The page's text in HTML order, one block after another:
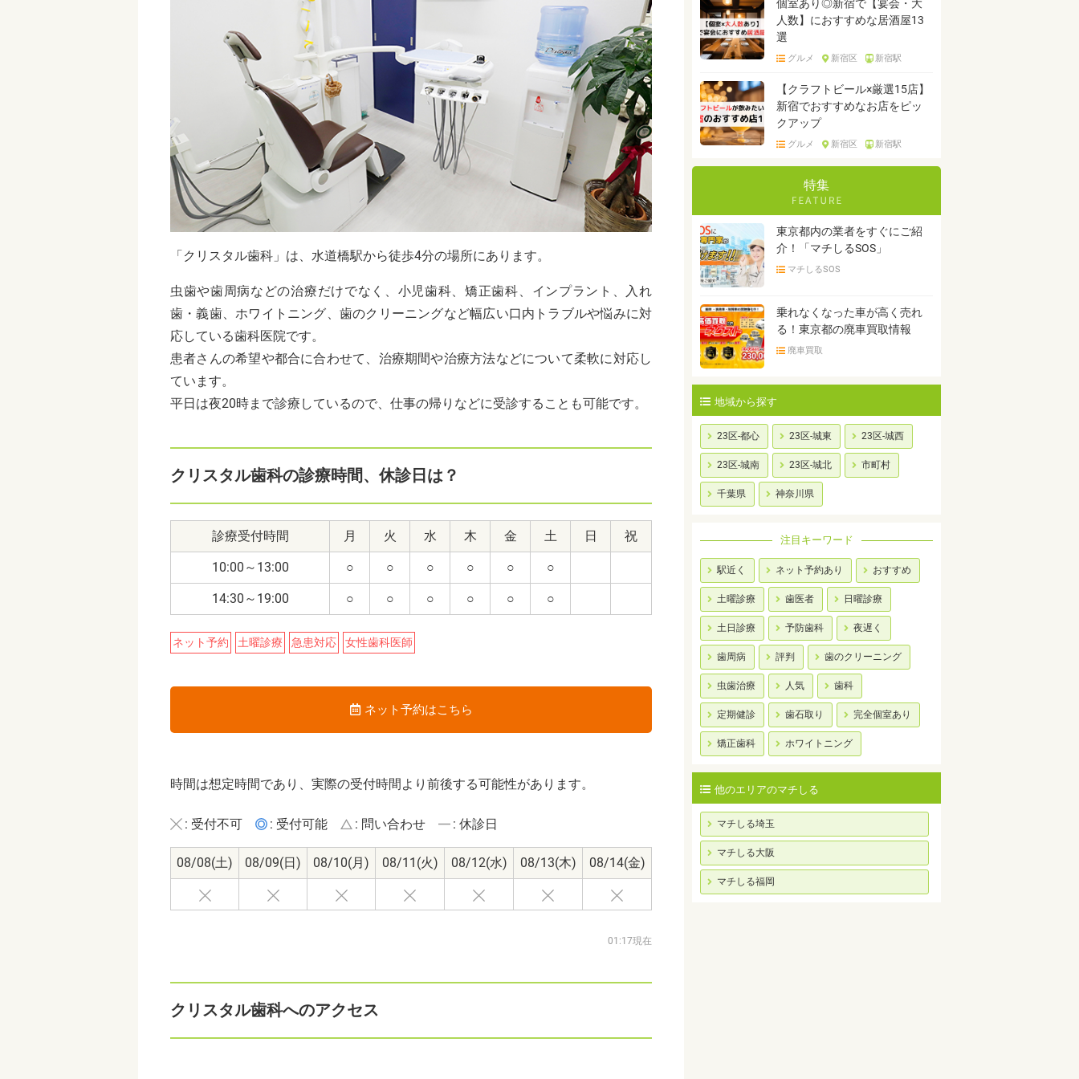
「クリスタル歯科」は、水道橋駅から徒歩4分の場所にあります。
虫歯や歯周病などの治療だけでなく、小児歯科、矯正歯科、インプラント、入れ
歯・義歯、ホワイトニング、歯のクリーニングなど幅広い口内トラブルや悩みに対
応している歯科医院です。
患者さんの希望や都合に合わせて、治療期間や治療方法などについて柔軟に対応し
ています。
平日は夜20時まで診療しているので、仕事の帰りなどに受診することも可能です。
クリスタル歯科の診療時間、休診日は？
診療受付時間 月 火 水 木 金 土 日 祝
10:00～13:00 ○ ○ ○ ○ ○ ○
14:30～19:00 ○ ○ ○ ○ ○ ○
ネット予約 土曜診療 急患対応 女性歯科医師
ネット予約はこちら
時間は想定時間であり、実際の受付時間より前後する可能性があります。
: 受付不可 : 受付可能 : 問い合わせ : 休診日
08/08(土) 08/09(日) 08/10(月) 08/11 (火) 08/12(水) 08/13(木) 08/14(金)
01:17現在
クリスタル歯科へのアクセス
個室あり◎新宿で【宴会・大
人数】におすすめな居酒屋13
選
グルメ 新宿区 新宿駅
【クラフトビール×厳選15店】
新宿でおすすめなお店をピッ
クアップ
グルメ 新宿区 新宿駅
特集
東京都内の業者をすぐにご紹
介！「マチしるSOS」
マチしるSOS
乗れなくなった車が高く売れ
る！東京都の廃車買取情報
廃車買取
地域から探す
23区-都心 23区-城東 23区-城西
23区-城南 23区-城北 市町村
千葉県 神奈川県
注目キーワード
駅近く ネット予約あり おすすめ
土曜診療 歯医者 日曜診療
土日診療 予防歯科 夜遅く
歯周病 評判 歯のクリーニング
虫歯治療 人気 歯科
定期健診 歯石取り 完全個室あり
矯正歯科 ホワイトニング
他のエリアのマチしる
マチしる埼玉
マチしる大阪
マチしる福岡